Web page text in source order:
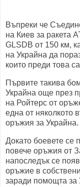
Въпреки че
на Киев за ракета
GLSDB от 150 км,
на Украйна да
които преди това
Първите такива
Украйна още през
на Ройтерс от
една от няколкото
оръжия за Украйна.
Докато боевете се
повече оръжия от
напоследък се
оръжие в
заради помощта за